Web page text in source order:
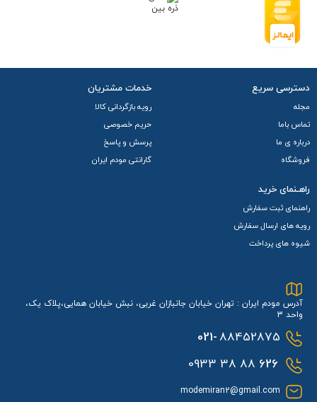
دسترسی سریع
مجله
تماس باما
درباره ی ما
فروشگاه
خدمات مشتریان
رویه بازگردانی کالا
حریم خصوصی
پرسش و پاسخ
گارانتی مودم ایران
راهـنمای خرید
راهنمای ثبت سفارش
رویه های ارسال سفارش
شیوه های پرداخت
آدرس مودم ایران : تهران خیابان جانبازان غربی، نبش خیابان همایی،پلاک یک،
واحد 3
021-88452875
626
88 38 0933
modemiran2@gmail.com